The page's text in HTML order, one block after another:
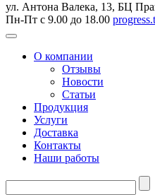
ул. Антона Валека, 13, БЦ
Пн-Пт с 9.00 до 18.00
О компании
Отзывы
Новости
Статьи
Продукция
Услуги
Доставка
Контакты
Наши работы